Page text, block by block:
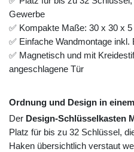
Gewerbe
✅ Kompakte Maße: 30 x 30 x
✅ Einfache Wandmontage
✅ Magnetisch und mit
angeschlagene Tür
Ordnung und Design in einem
Der Design-Schlüsselkasten
Platz für bis zu 32 Schlüssel,
Haken übersichtlich verstaut